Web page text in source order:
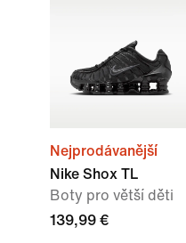
Nejprodávanější
Nike Shox TL
Boty pro větší děti
139,99 €